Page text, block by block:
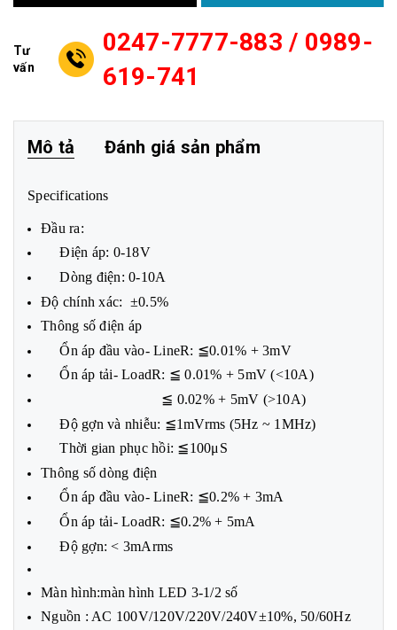
Tư
vấn
0247-7777-883 / 0989-
619-741
Mô tả Đánh giá sản phẩm
Specifications
Đầu ra:
Điện áp: 0-18V
Dòng điện: 0-10A
Độ chính xác: ±0.5%
Thông số điện áp
Ổn áp đầu vào- LineR: ≦0.01% + 3mV
Ổn áp tải- LoadR: ≦ 0.01% + 5mV (<10A)
≦ 0.02% + 5mV (>10A)
Độ gợn và nhiễu: ≦1mVrms (5Hz ~ 1MHz)
Thời gian phục hồi: ≦100μS
Thông số dòng điện
Ổn áp đầu vào- LineR: ≦0.2% + 3mA
Ổn áp tải- LoadR: ≦0.2% + 5mA
Độ gợn: < 3mArms
Màn hình:màn hình LED 3-1/2 số
Nguồn : AC 100V/120V/220V/240V±10%, 50/60Hz